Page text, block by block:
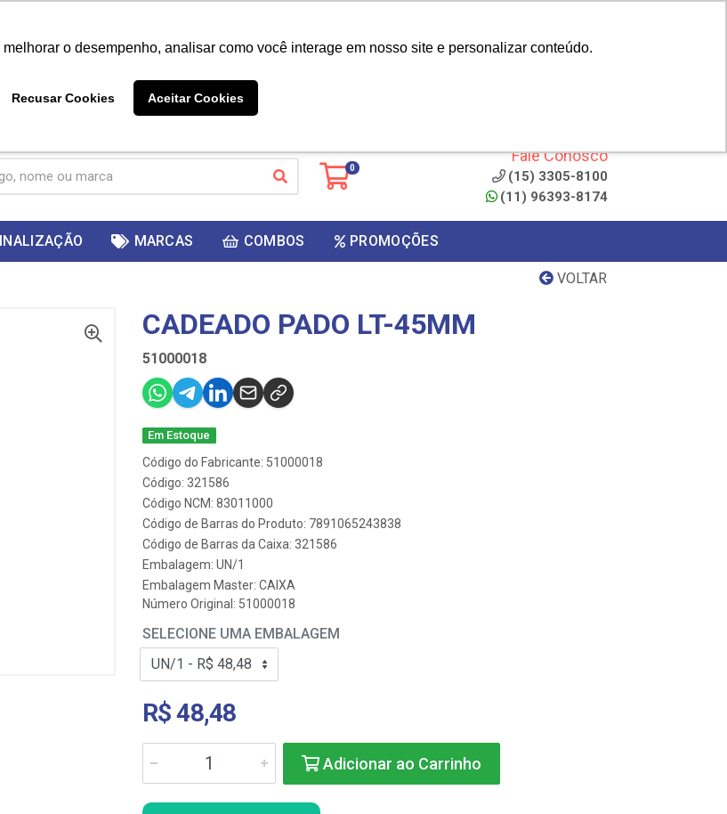
o desempenho, analisar como você interage em nosso site e personalizar conteúdo.
Recusar Cookies Aceitar Cookies
ganhar
0
Fale Conosco
(15) 3305-8100
(11) 96393-8174
MARCAS COMBOS PROMOÇÕES
VOLTAR
CADEADO PADO LT-45MM
51000018
Em Estoque
Código do Fabricante: 51000018
Código: 321586
Código NCM: 83011000
Código de Barras do Produto: 7891065243838
Código de Barras da Caixa: 321586
Embalagem: UN/1
Embalagem Master: CAIXA
Número Original: 51000018
SELECIONE UMA EMBALAGEM
R$ 48,48
Adicionar ao Carrinho